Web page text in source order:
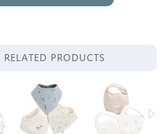
RELATED PRODUCTS